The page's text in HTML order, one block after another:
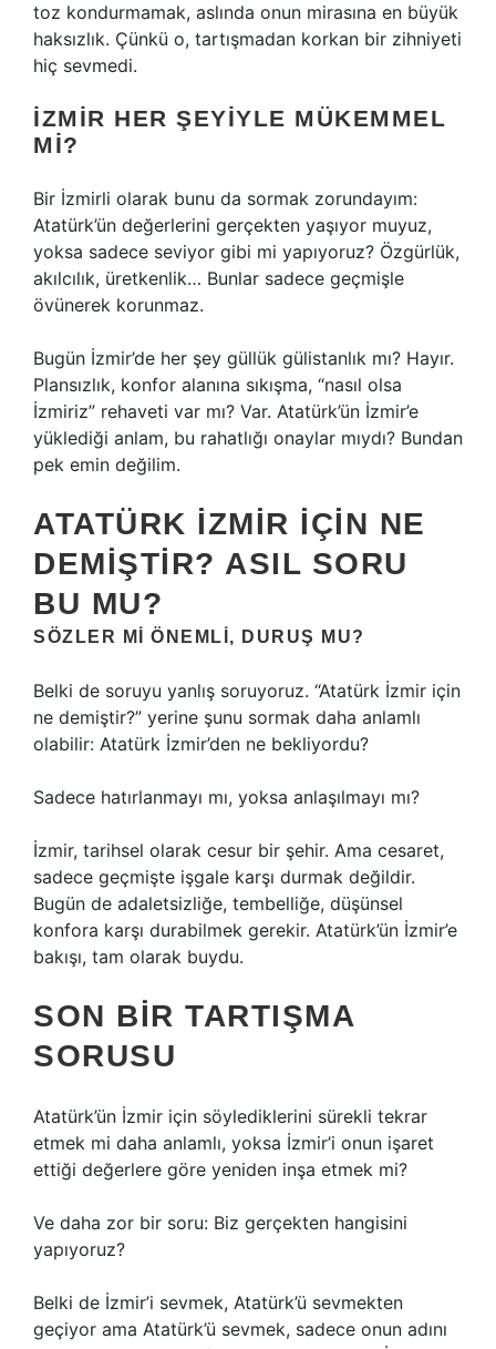
toz kondurmamak, aslında onun mirasına en büyük
haksızlık. Çünkü o, tartışmadan korkan bir zihniyeti
hiç sevmedi.
İZMIR HER ŞEYIYLE MÜKEMMEL
MI?
Bir İzmirli olarak bunu da sormak zorundayım:
Atatürk’ün değerlerini gerçekten yaşıyor muyuz,
yoksa sadece seviyor gibi mi yapıyoruz? Özgürlük,
akılcılık, üretkenlik… Bunlar sadece geçmişle
övünerek korunmaz.
Bugün İzmir’de her şey güllük gülistanlık mı? Hayır.
Plansızlık, konfor alanına sıkışma, “nasıl olsa
İzmiriz” rehaveti var mı? Var. Atatürk’ün İzmir’e
yüklediği anlam, bu rahatlığı onaylar mıydı? Bundan
pek emin değilim.
ATATÜRK İZMIR İÇIN NE
DEMIŞTIR? ASIL SORU
BU MU?
SÖZLER MI ÖNEMLI, DURUŞ MU?
Belki de soruyu yanlış soruyoruz. “Atatürk İzmir için
ne demiştir?” yerine şunu sormak daha anlamlı
olabilir: Atatürk İzmir’den ne bekliyordu?
Sadece hatırlanmayı mı, yoksa anlaşılmayı mı?
İzmir, tarihsel olarak cesur bir şehir. Ama cesaret,
sadece geçmişte işgale karşı durmak değildir.
Bugün de adaletsizliğe, tembelliğe, düşünsel
konfora karşı durabilmek gerekir. Atatürk’ün İzmir’e
bakışı, tam olarak buydu.
SON BIR TARTIŞMA
SORUSU
Atatürk’ün İzmir için söylediklerini sürekli tekrar
etmek mi daha anlamlı, yoksa İzmir’i onun işaret
ettiği değerlere göre yeniden inşa etmek mi?
Ve daha zor bir soru: Biz gerçekten hangisini
yapıyoruz?
Belki de İzmir’i sevmek, Atatürk’ü sevmekten
geçiyor ama Atatürk’ü sevmek, sadece onun adını